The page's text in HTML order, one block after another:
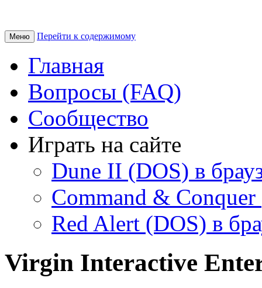
Меню Перейти к содержимому
Главная
Вопросы (FAQ)
Сообщество
Играть на сайте
Dune II (DOS) в
Command & Conquer
Red Alert (DOS) в
Virgin Interactive